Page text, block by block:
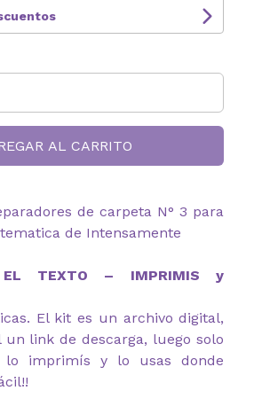
AL CARRITO
de carpeta N° 3 para
de Intensamente
EL TEXTO – IMPRIMIS y
El kit es un archivo digital,
link de descarga, luego solo
lo imprimís y lo usas donde